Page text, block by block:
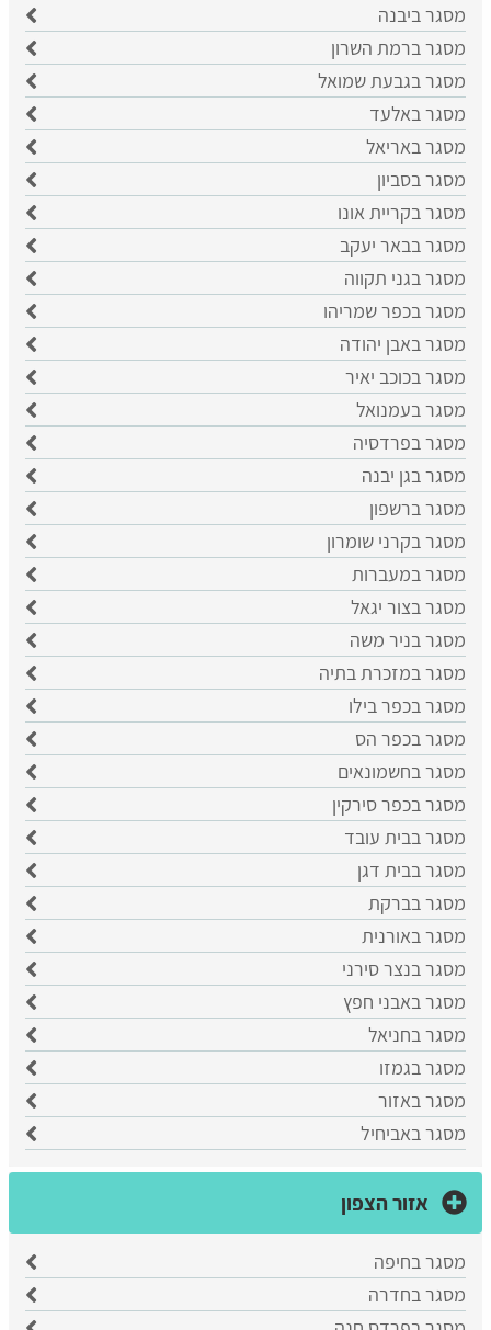
מסגר ביבנה
מסגר ברמת השרון
מסגר בגבעת שמואל
מסגר באלעד
מסגר באריאל
מסגר בסביון
מסגר בקריית אונו
מסגר בבאר יעקב
מסגר בגני תקווה
מסגר בכפר שמריהו
מסגר באבן יהודה
מסגר בכוכב יאיר
מסגר בעמנואל
מסגר בפרדסיה
מסגר בגן יבנה
מסגר ברשפון
מסגר בקרני שומרון
מסגר במעברות
מסגר בצור יגאל
מסגר בניר משה
מסגר במזכרת בתיה
מסגר בכפר בילו
מסגר בכפר הס
מסגר בחשמונאים
מסגר בכפר סירקין
מסגר בבית עובד
מסגר בבית דגן
מסגר בברקת
מסגר באורנית
מסגר בנצר סירני
מסגר באבני חפץ
מסגר בחניאל
מסגר בגמזו
מסגר באזור
מסגר באביחיל
אזור הצפון
מסגר בחיפה
מסגר בחדרה